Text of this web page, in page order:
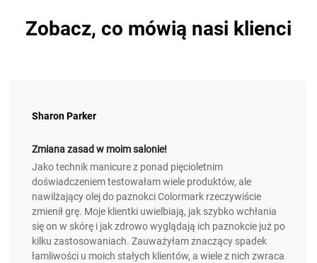
Zobacz, co mówią nasi klienci
Sharon Parker
Zmiana zasad w moim salonie!
Jako technik manicure z ponad pięcioletnim
doświadczeniem testowałam wiele produktów, ale
nawilżający olej do paznokci Colormark rzeczywiście
zmienił grę. Moje klientki uwielbiają, jak szybko wchłania
się on w skórę i jak zdrowo wyglądają ich paznokcie już po
kilku zastosowaniach. Zauważyłam znaczący spadek
łamliwości u moich stałych klientów, a wiele z nich zwraca